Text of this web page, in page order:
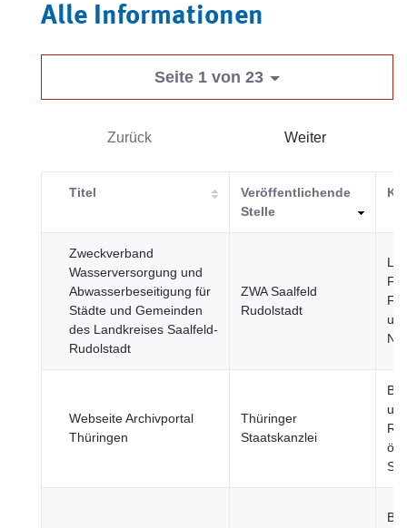
Alle Informationen
Seite 1 von 23
Zurück Weiter
Titel
Veröffentlichende
Stelle
Zweckverband
Wasserversorgung und
Abwasserbeseitigung für
Städte und Gemeinden
des Landkreises Saalfeld-
Rudolstadt
ZWA Saalfeld
Rudolstadt
Webseite Archivportal
Thüringen
Thüringer
Staatskanzlei